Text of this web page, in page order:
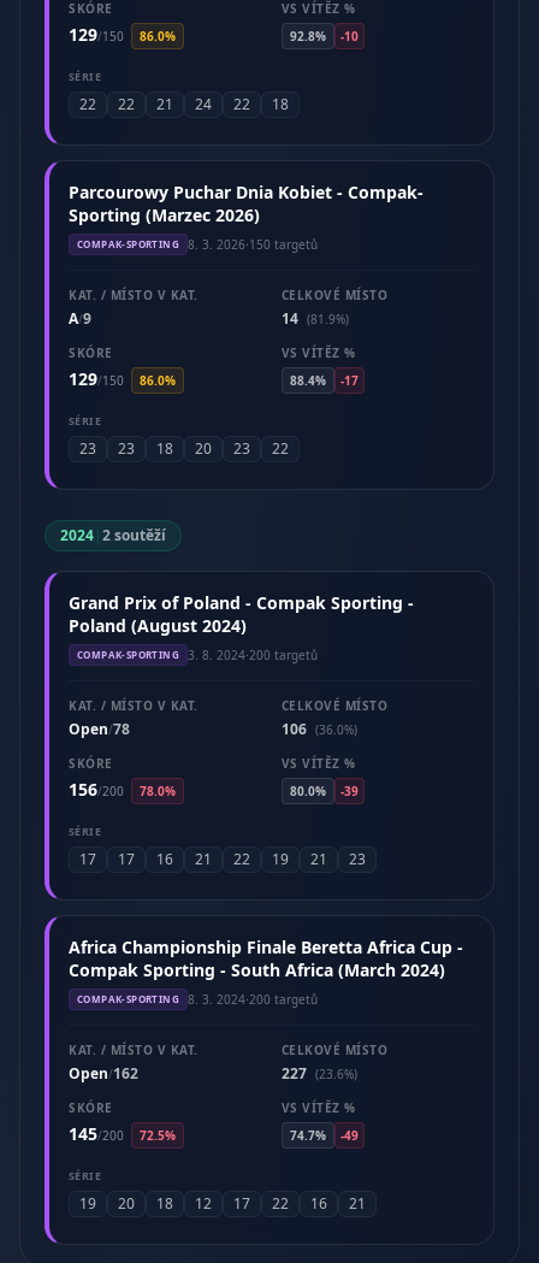
SKÓRE
129/150 86.0%
VS VÍTĚZ %
92.8%
-10
SÉRIE
22 22 21 24 22 18
Parcourowy Puchar Dnia Kobiet - Compak-
Sporting (Marzec 2026)
COMPAK-SPORTING 8. 3. 2026·150 targetů
KAT. / MÍSTO V KAT.
A/9
CELKOVÉ MÍSTO
14 (81.9%)
SKÓRE
129/150 86.0%
VS VÍTĚZ %
88.4%
-17
SÉRIE
23 23 18 20 23 22
2024|2 soutěží
Grand Prix of Poland - Compak Sporting -
Poland (August 2024)
COMPAK-SPORTING 3. 8. 2024·200 targetů
KAT. / MÍSTO V KAT.
Open/78
CELKOVÉ MÍSTO
106 (36.0%)
SKÓRE
156/200 78.0%
VS VÍTĚZ %
80.0%
-39
SÉRIE
17 17 16 21 22 19 21 23
Africa Championship Finale Beretta Africa Cup -
Compak Sporting - South Africa (March 2024)
COMPAK-SPORTING 8. 3. 2024·200 targetů
KAT. / MÍSTO V KAT.
Open/162
CELKOVÉ MÍSTO
227 (23.6%)
SKÓRE
145/200 72.5%
VS VÍTĚZ %
74.7%
-49
SÉRIE
19 20 18 12 17 22 16 21